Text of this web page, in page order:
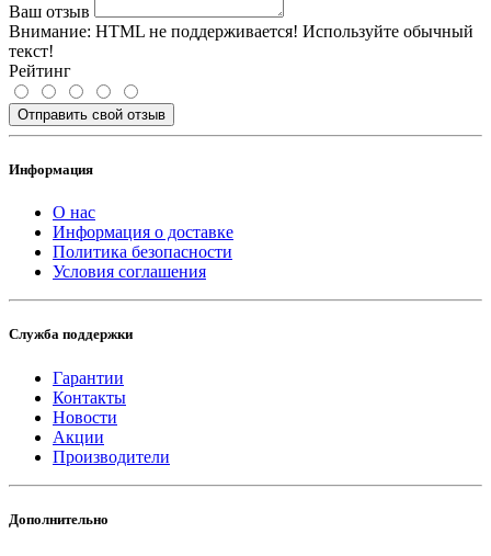
Ваш отзыв
Внимание: HTML не поддерживается! Используйте обычный
текст!
Рейтинг
Отправить свой отзыв
Информация
О нас
Информация о доставке
Политика безопасности
Условия соглашения
Служба поддержки
Гарантии
Контакты
Новости
Акции
Производители
Дополнительно